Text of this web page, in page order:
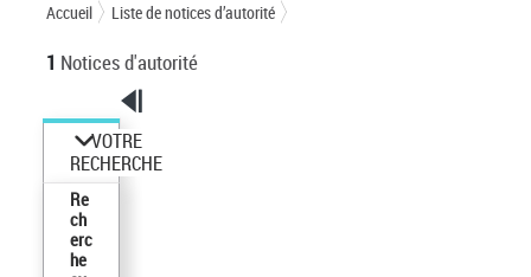
Accueil Liste de notices d’autorité
1 Notices d'autorité
VOTRE
RECHERCHE
Re
ch
erc
he